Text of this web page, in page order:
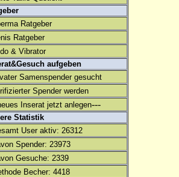
Ratgeber
Ratgeber
& Vibrator
aufgeben
Samenspender gesucht
Spender werden
Inserat jetzt anlegen---
Statistik
User aktiv: 26312
Spender: 23973
Gesuche: 2339
Becher: 4418